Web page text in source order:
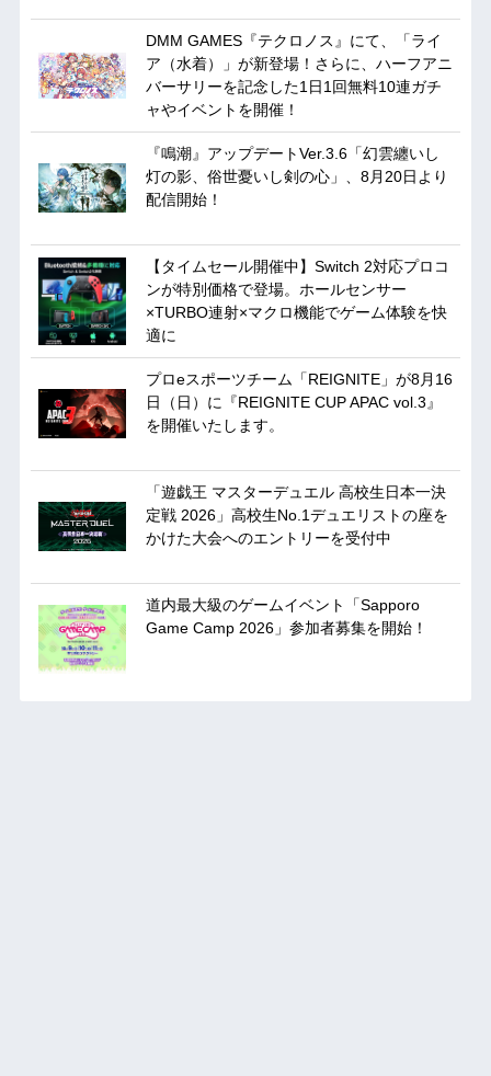
DMM GAMES『テクロノス』にて、「ライ
ア（水着）」が新登場！さらに、ハーフアニ
バーサリーを記念した1日1回無料10連ガチ
ャやイベントを開催！
『鳴潮』アップデートVer.3.6「幻雲纏いし
灯の影、俗世憂いし剣の心」、8月20日より
配信開始！
【タイムセール開催中】Switch 2対応プロコ
ンが特別価格で登場。ホールセンサー
×TURBO連射×マクロ機能でゲーム体験を快
適に
プロeスポーツチーム「REIGNITE」が8月16
日（日）に『REIGNITE CUP APAC vol.3』
を開催いたします。
「遊戯王 マスターデュエル 高校生日本一決
定戦 2026」高校生No.1デュエリストの座を
かけた大会へのエントリーを受付中
道内最大級のゲームイベント「Sapporo
Game Camp 2026」参加者募集を開始！